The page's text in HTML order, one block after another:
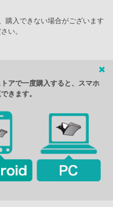
購入できない場合がございます
い。
アで一度購入すると、スマホ
きます。